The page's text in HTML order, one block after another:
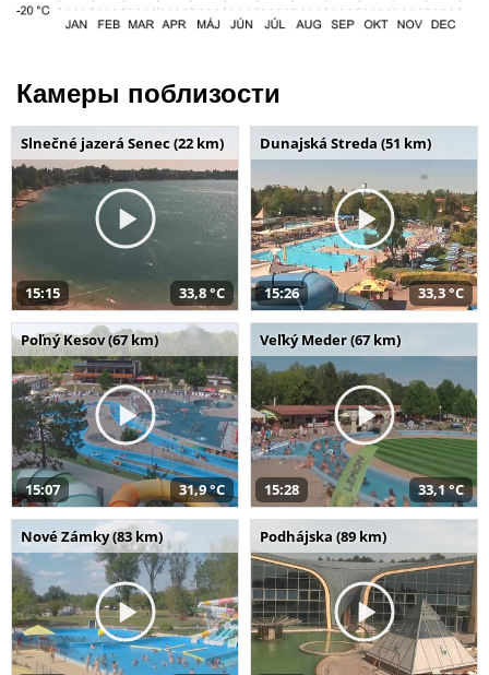
Камеры поблизости
Slnečné jazerá Senec (22 km)
15:15 33,8 °C
Dunajská Streda (51 km)
15:26 33,3 °C
Poľný Kesov (67 km)
15:07 31,9 °C
Veľký Meder (67 km)
15:28 33,1 °C
Nové Zámky (83 km) Podhájska (89 km)